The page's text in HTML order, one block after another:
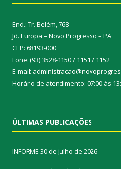
End.: Tr. Belém, 768
Jd. Europa – Novo Progresso – PA
CEP: 68193-000
Fone: (93) 3528-1150 / 1151 / 1152
E-mail:
Horário de atendimento: 07:00 às
ÚLTIMAS PUBLICAÇÕES
INFORME 30 de julho de 2026